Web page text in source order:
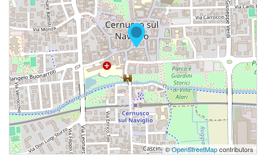
©OpenStreetMapcontributors